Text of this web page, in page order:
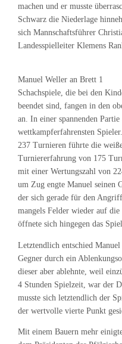
machen und er musste
Schwarz die Niederlage
sich Mannschaftsführer
Landesspielleiter Klemens
Manuel Weller an Brett 1
Schachspiele, die bei den
beendet sind, fangen in den
an. In einer spannenden
wettkampferfahrensten
237 Turnieren führte die
Turniererfahrung von 175
mit einer Wertungszahl von
um Zug engte Manuel seinen
der sich gerade für den
mangels Felder wieder auf
öffnete sich hingegen das
Letztendlich entschied
Gegner durch ein
dieser aber ablehnte, weil
4 Stunden Spielzeit, war der
musste sich letztendlich der
der wertvolle vierte Punkt
Mit einem Bauern mehr